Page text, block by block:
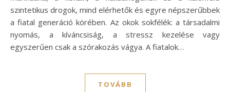
szintetikus drogok, mind elérhetők és egyre népszerűbbek
a fiatal generáció körében. Az okok sokfélék: a társadalmi
nyomás, a kíváncsiság, a stressz kezelése vagy
egyszerűen csak a szórakozás vágya. A fiatalok…
TOVÁBB